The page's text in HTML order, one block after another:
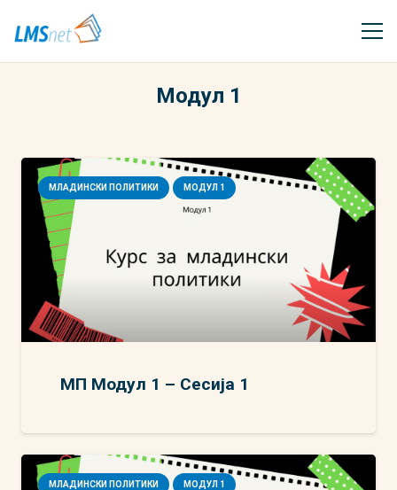
Модул 1
МЛАДИНСКИ ПОЛИТИКИ МОДУЛ 1
МП Модул 1 – Сесија 1
МЛАДИНСКИ ПОЛИТИКИ МОДУЛ 1